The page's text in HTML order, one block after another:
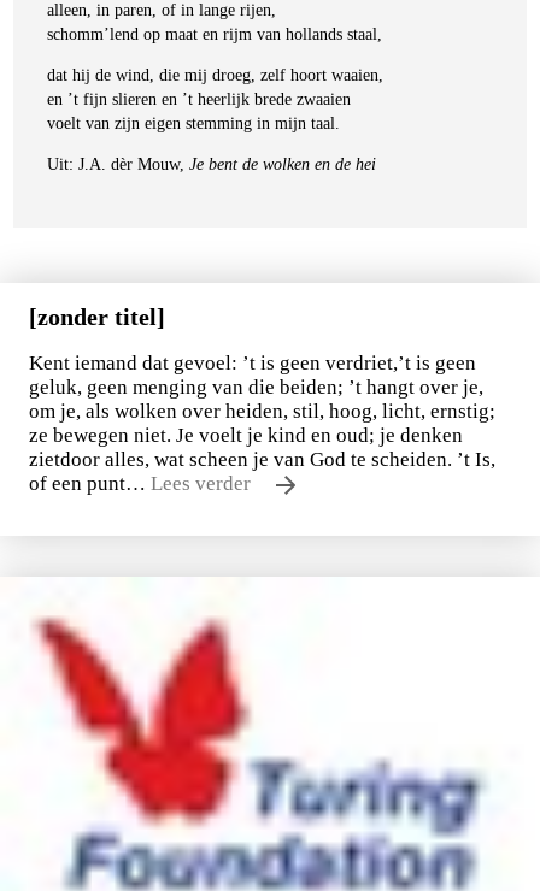
alleen, in paren, of in lange rijen,
schomm’lend op maat en rijm van hollands staal,
dat hij de wind, die mij droeg, zelf hoort waaien,
en ’t fijn slieren en ’t heerlijk brede zwaaien
voelt van zijn eigen stemming in mijn taal.
Uit: J.A. dèr Mouw,Je bent de wolken en de hei
[zonder titel]
Kent iemand dat gevoel: ’t is geen verdriet,’t is geen
geluk, geen menging van die beiden; ’t hangt over je,
om je, als wolken over heiden, stil, hoog, licht, ernstig;
ze bewegen niet. Je voelt je kind en oud; je denken
zietdoor alles, wat scheen je van God te scheiden. ’t Is,
of een punt… Lees verder